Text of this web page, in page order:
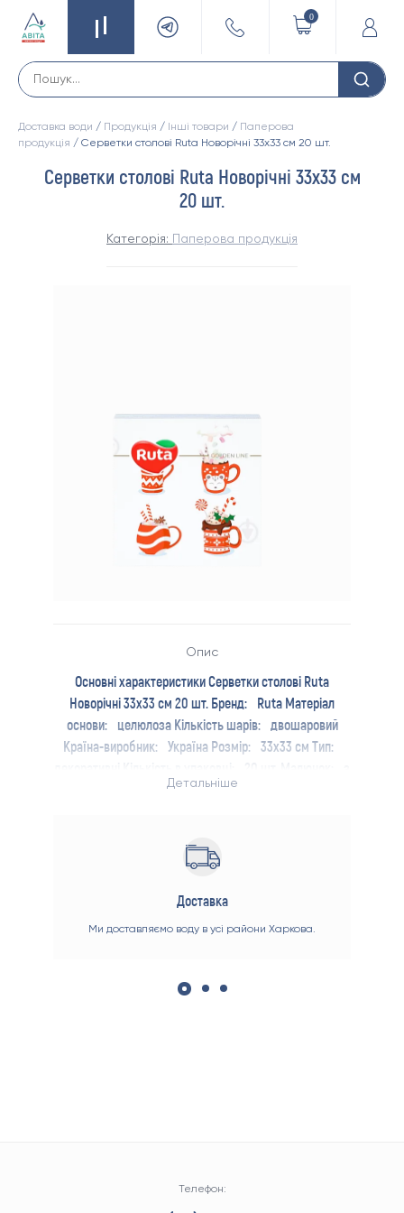
0
Доставка води / Продукція / Інші товари / Паперова
продукція / Серветки столові Ruta Новорічні 33х33 см 20 шт.
Серветки столові Ruta Новорічні 33х33 см
20 шт.
Категорія: Паперова продукція
Опис
Основні характеристики Серветки столові Ruta
Новорічні 33х33 см 20 шт. Бренд: Ruta Матеріал
основи: целюлоза Кількість шарів: двошаровий
Країна-виробник: Україна Розмір: 33х33 см Тип:
малюнком Дизайн: Новий рік
Детальніше
Доставка
Ми доставляємо воду в усі райони Харкова.
Телефон: